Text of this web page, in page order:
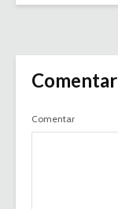
Comentar
Comentar